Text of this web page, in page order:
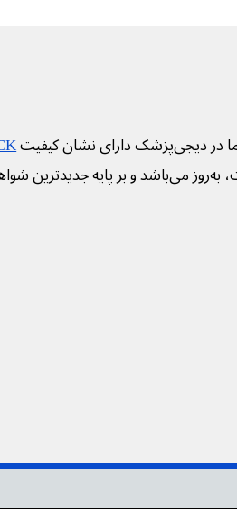
در دیجی‌پزشک دارای نشان کیفیت
به‌روز می‌باشد و بر پایه جدیدترین